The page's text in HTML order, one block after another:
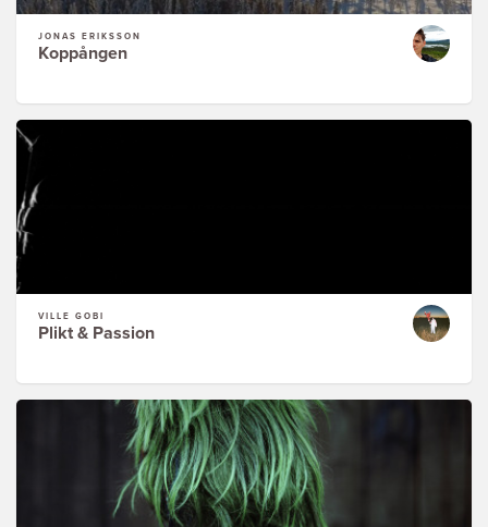
JONAS ERIKSSON
Koppången
VILLE GOBI
Plikt & Passion